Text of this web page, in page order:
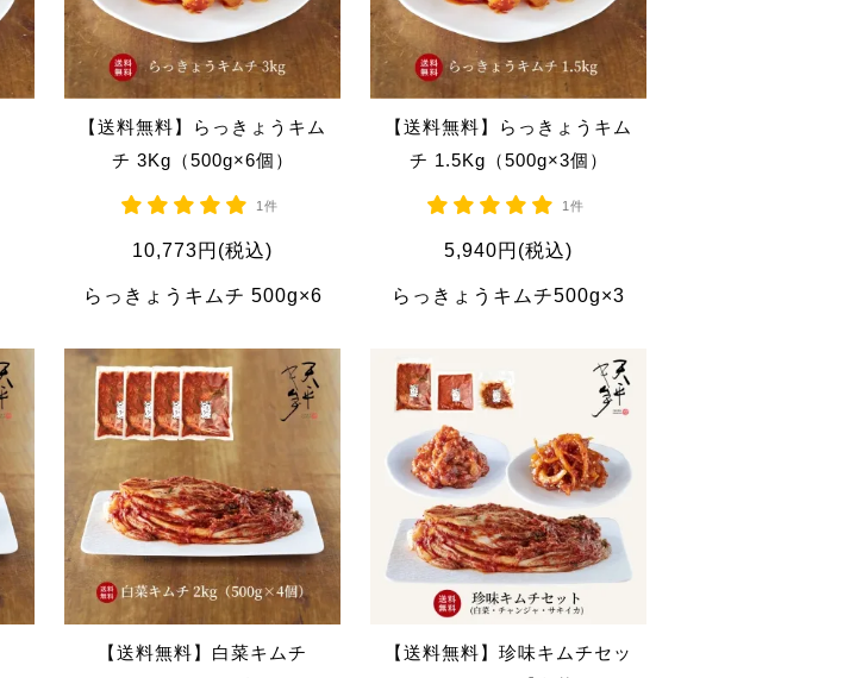
【送料無料】らっきょうキム
チ 3Kg（500g×6個）
1件
10,773円(税込)
らっきょうキムチ 500g×6
【送料無料】らっきょうキム
チ 1.5Kg（500g×3個）
1件
5,940円(税込)
らっきょうキムチ500g×3
【送料無料】白菜キムチ
【送料無料】珍味キムチセッ